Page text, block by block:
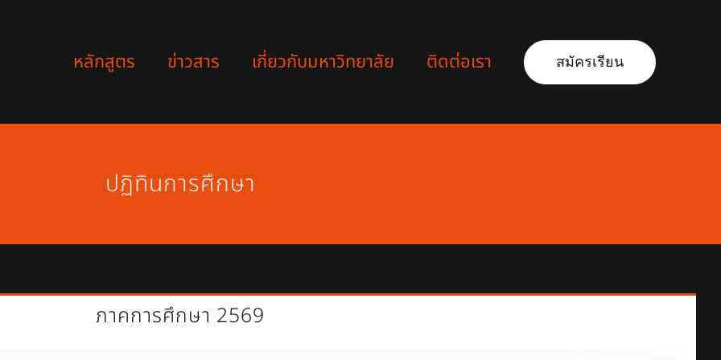
หลักสูตร ข่าวสาร เกี่ยวกับมหาวิทยาลัย ติดต่อเรา สมัครเรียน
ปฏิทินการศึกษา
ภาคการศึกษา 2569